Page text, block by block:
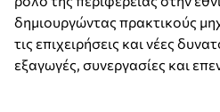
δημιουργώντας πρακτικούς
τις επιχειρήσεις και νέες
εξαγωγές, συνεργασίες και